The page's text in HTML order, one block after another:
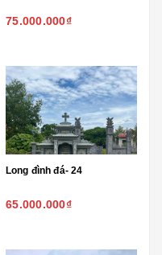
75.000.000₫
Long đình đá- 24
65.000.000₫